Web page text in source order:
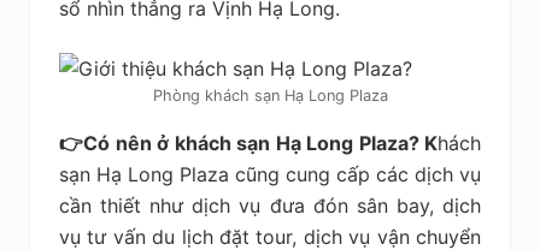
sổ nhìn thẳng ra Vịnh Hạ Long.
Phòng khách sạn Hạ Long Plaza
👉Có nên ở khách sạn Hạ Long Plaza? Khách
sạn Hạ Long Plaza cũng cung cấp các dịch vụ
cần thiết như dịch vụ đưa đón sân bay, dịch
vụ tư vấn du lịch đặt tour, dịch vụ vận chuyển